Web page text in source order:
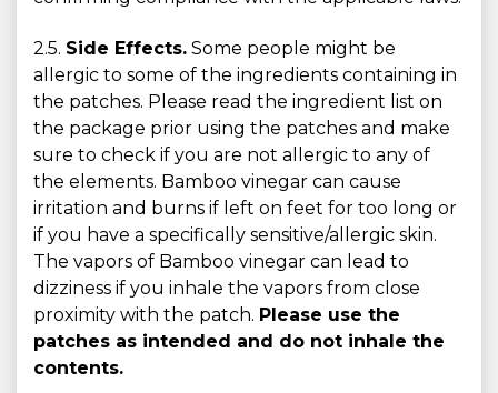
2.5. Side Effects. Some people might be
allergic to some of the ingredients containing in
the patches. Please read the ingredient list on
the package prior using the patches and make
sure to check if you are not allergic to any of
the elements. Bamboo vinegar can cause
irritation and burns if left on feet for too long or
if you have a specifically sensitive/allergic skin.
The vapors of Bamboo vinegar can lead to
dizziness if you inhale the vapors from close
proximity with the patch. Please use the
patches as intended and do not inhale the
contents.